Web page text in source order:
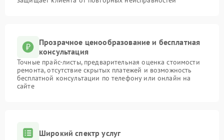
Прозрачное ценообразование и бесплатная
консультация
Точные прайс-листы, предварительная оценка стоимости
ремонта, отсутствие скрытых платежей и возможность
бесплатной консультации по телефону или онлайн на
сайте
Широкий спектр услуг